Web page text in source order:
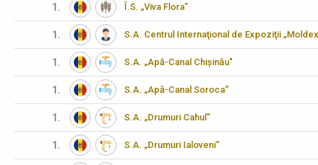
1. Î.S. „Viva Flora”
1. S.A. Centrul Internaţional de Expoziţii
1. S.A. „Apă-Canal Chișinău"
1. S.A. „Apă-Canal Soroca”
1. S.A. „Drumuri Cahul”
1. S.A. „Drumuri Ialoveni”